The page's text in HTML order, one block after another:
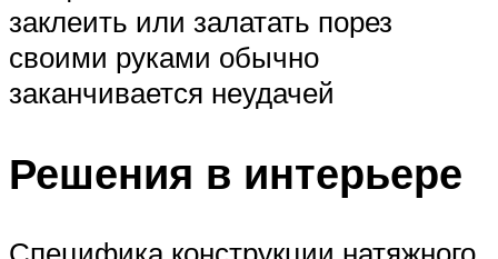
заклеить или залатать порез
своими руками обычно
заканчивается неудачей
Решения в интерьере